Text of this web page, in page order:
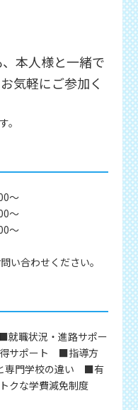
本人様と一緒で
気軽にご参加く
。
〜
〜
〜
い合わせください。
職状況・進路サポー
サポート ■指導方
専門学校の違い ■有
な学費減免制度